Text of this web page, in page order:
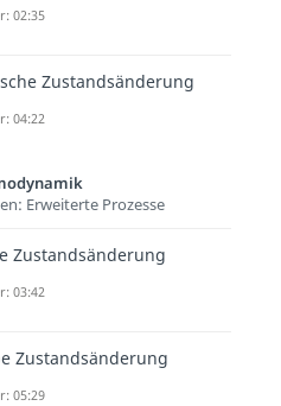
02:35
Zustandsänderung
04:22
Erweiterte Prozesse
Zustandsänderung
03:42
Zustandsänderung
05:29